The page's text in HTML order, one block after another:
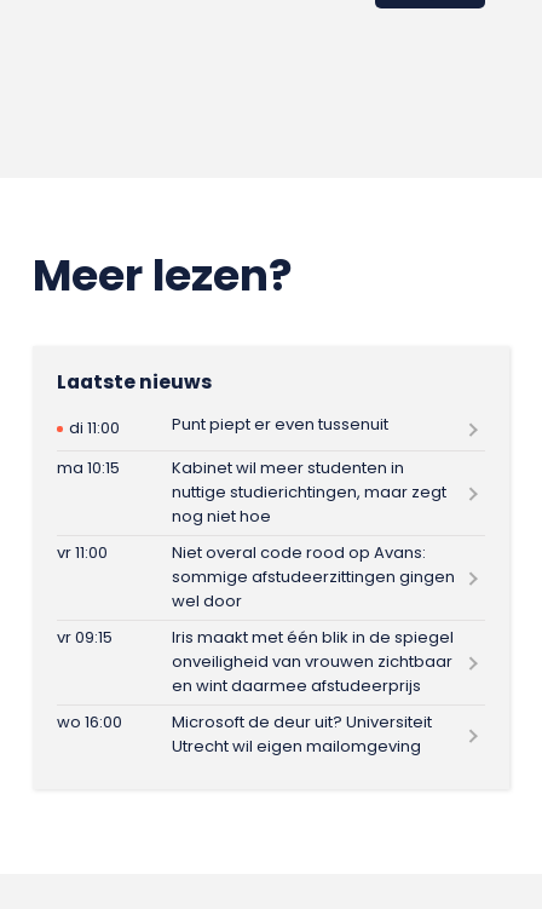
Meer lezen?
Laatste nieuws
di 11:00
Punt piept er even tussenuit
ma 10:15
Kabinet wil meer studenten in
nuttige studierichtingen, maar zegt
nog niet hoe
vr 11:00
Niet overal code rood op Avans:
sommige afstudeerzittingen gingen
wel door
vr 09:15
Iris maakt met één blik in de spiegel
onveiligheid van vrouwen zichtbaar
en wint daarmee afstudeerprijs
wo 16:00
Microsoft de deur uit? Universiteit
Utrecht wil eigen mailomgeving